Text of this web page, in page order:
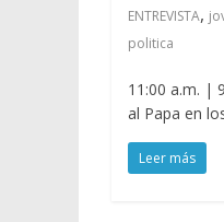
ENTREVISTA,
politica
11:00 a.m. |
al Papa en
Leer más